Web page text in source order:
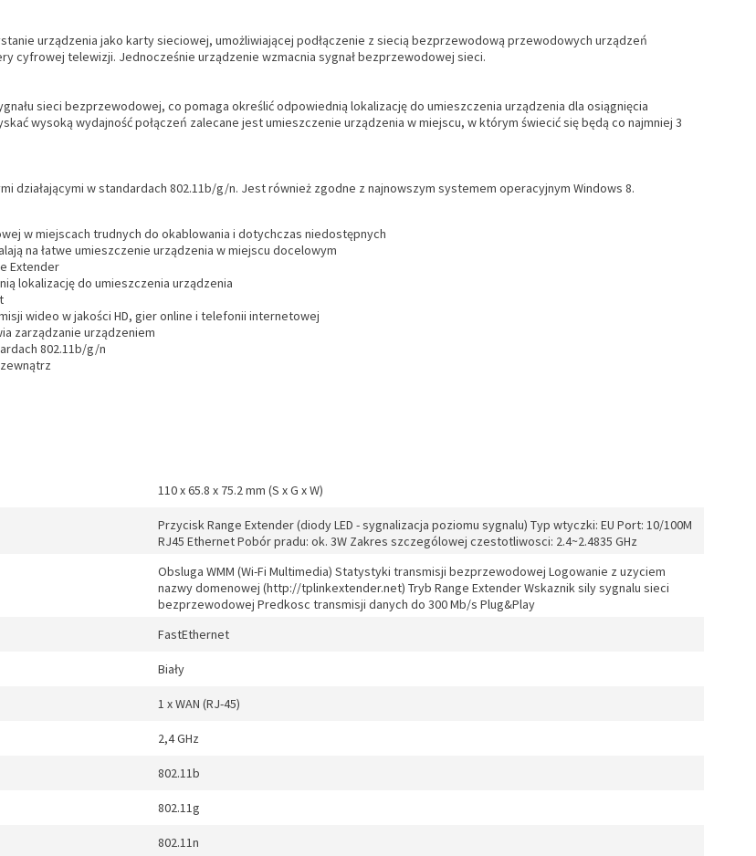
urządzenia jako karty sieciowej, umożliwiającej podłączenie z siecią bezprzewodową przewodowych urządzeń
cyfrowej telewizji. Jednocześnie urządzenie wzmacnia sygnał bezprzewodowej sieci.
sieci bezprzewodowej, co pomaga określić odpowiednią lokalizację do umieszczenia urządzenia dla osiągnięcia
wysoką wydajność połączeń zalecane jest umieszczenie urządzenia w miejscu, w którym świecić się będą co najmniej 3
działającymi w standardach 802.11b/g/n. Jest również zgodne z najnowszym systemem operacyjnym Windows 8.
w miejscach trudnych do okablowania i dotychczas niedostępnych
na łatwe umieszczenie urządzenia w miejscu docelowym
Extender
lokalizację do umieszczenia urządzenia
wideo w jakości HD, gier online i telefonii internetowej
zarządzanie urządzeniem
802.11b/g/n
110 x 65.8 x 75.2 mm (S x G x W)
Przycisk Range Extender (diody LED - sygnalizacja poziomu sygnalu) Typ wtyczki: EU Port: 10/100M
RJ45 Ethernet Pobór pradu: ok. 3W Zakres szczególowej czestotliwosci: 2.4~2.4835 GHz
Obsluga WMM (Wi-Fi Multimedia) Statystyki transmisji bezprzewodowej Logowanie z uzyciem
nazwy domenowej (http://tplinkextender.net) Tryb Range Extender Wskaznik sily sygnalu sieci
bezprzewodowej Predkosc transmisji danych do 300 Mb/s Plug&Play
FastEthernet
Biały
1 x WAN (RJ-45)
2,4 GHz
802.11b
802.11g
802.11n